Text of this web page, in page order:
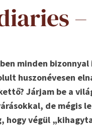
minden
huszonévesen
Járjam be a
de mégis
végül